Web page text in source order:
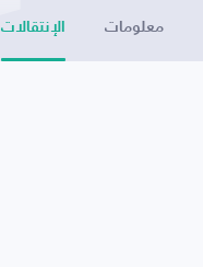
معلومات الإنتقالات